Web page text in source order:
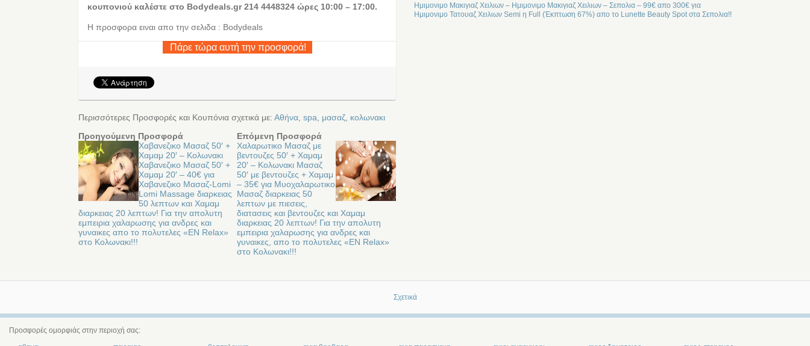
κουπονιού καλέστε στο Bodydeals.gr 214 4448324 ώρες 10:00 – 17:00.
Η προσφορα ειναι απο την σελιδα : Bodydeals
Πάρε τώρα αυτή την προσφορά!
Περισσότερες Προσφορές και Κουπόνια σχετικά με: Αθήνα, spa μασαζ, κολωνακι
Προηγούμενη Προσφορά
Χαβανεζικο Μασαζ 50′ +
Χαμαμ 20′ – Κολωνακι
Χαβανεζικο Μασαζ 50′ +
Χαμαμ 20′ – 40€ για
Χαβανεζικο Μασαζ-Lomi
Lomi Massage διαρκειας
50 λεπτων και Χαμαμ
διαρκειας 20 λεπτων! Για την απολυτη
εμπειρια χαλαρωσης για ανδρες και
γυναικες απο το πολυτελες «EN Relax»
στο Κολωνακι!!!
Επόμενη Προσφορά
Χαλαρωτικο Μασαζ με
βεντουζες 50′ + Χαμαμ
20′ – Κολωνακι Μασαζ
50′ με βεντουζες + Χαμαμ
– 35€ για Μυοχαλαρωτικο
Μασαζ διαρκειας 50
λεπτων με πιεσεις,
διατασεις και βεντουζες και Χαμαμ
διαρκειας 20 λεπτων! Για την απολυτη
εμπειρια χαλαρωσης για ανδρες και
γυναικες, απο το πολυτελες «EN Relax»
στο Κολωνακι!!!
Ημιμονιμο Μακιγιαζ Χειλιων – Ημιμονιμο Μακιγιαζ Χειλιων – Σεπολια – 99€ απο 300€ για
Ημιμονιμο Τατουαζ Χειλιων Semi η Full (Έκπτωση 67%) απο το Lunette Beauty Spot στα Σεπολια!!
Σχετικά
Προσφορές ομορφιάς στην περιοχή σας: